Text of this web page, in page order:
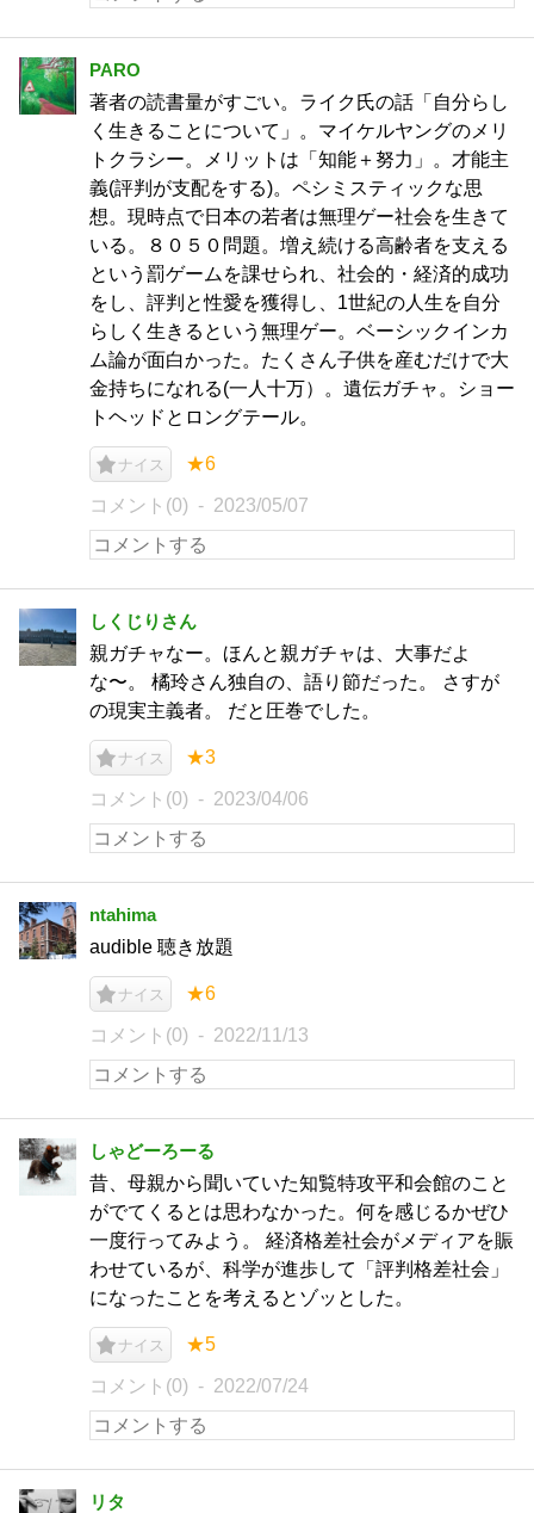
PARO
著者の読書量がすごい。ライク氏の話「自分らし
く生きることについて」。マイケルヤングのメリ
トクラシー。メリットは「知能＋努力」。才能主
義(評判が支配をする)。ペシミスティックな思
想。現時点で日本の若者は無理ゲー社会を生きて
いる。８０５０問題。増え続ける高齢者を支える
という罰ゲームを課せられ、社会的・経済的成功
をし、評判と性愛を獲得し、1世紀の人生を自分
らしく生きるという無理ゲー。ベーシックインカ
ム論が面白かった。たくさん子供を産むだけで大
金持ちになれる(一人十万）。遺伝ガチャ。ショー
トヘッドとロングテール。
ナイス ★6
コメント(0) 2023/05/07
しくじりさん
親ガチャなー。ほんと親ガチャは、大事だよ
な〜。 橘玲さん独自の、語り節だった。 さすが
の現実主義者。 だと圧巻でした。
ナイス ★3
コメント(0) 2023/04/06
ntahima
audible 聴き放題
ナイス ★6
コメント(0) 2022/11/13
しゃどーろーる
昔、母親から聞いていた知覧特攻平和会館のこと
がでてくるとは思わなかった。何を感じるかぜひ
一度行ってみよう。 経済格差社会がメディアを賑
わせているが、科学が進歩して「評判格差社会」
になったことを考えるとゾッとした。
ナイス ★5
コメント(0) 2022/07/24
リタ